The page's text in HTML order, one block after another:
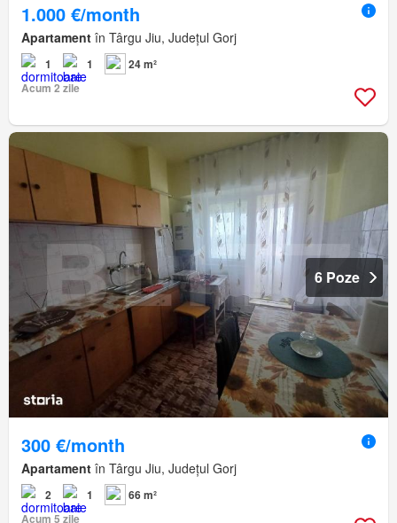
1.000 €/month
Apartament în Târgu Jiu, Județul Gorj
1 1
24 m²
Acum 2 zile
6 Poze
300 €/month
Apartament în Târgu Jiu, Județul Gorj
2 1
66 m²
Acum 5 zile